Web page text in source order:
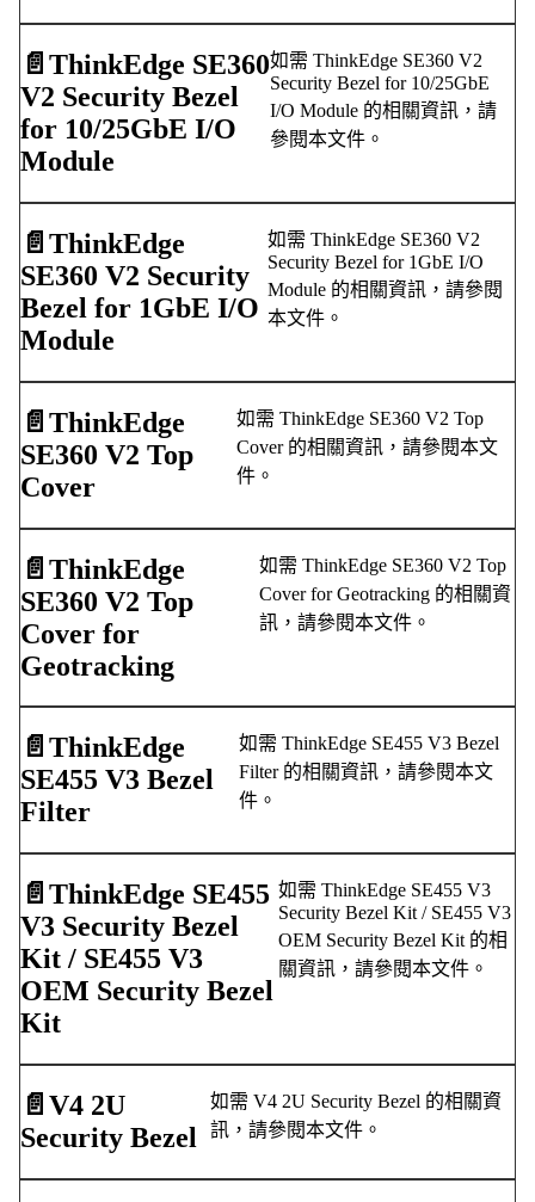
📄️ ThinkEdge SE360
V2 Security Bezel
for 10/25GbE I/O
Module
如需 ThinkEdge SE360 V2
Security Bezel for 10/25GbE
I/O Module 的相關資訊，請
參閱本文件。
📄️ ThinkEdge
SE360 V2 Security
Bezel for 1GbE I/O
Module
如需 ThinkEdge SE360 V2
Security Bezel for 1GbE I/O
Module 的相關資訊，請參閱
本文件。
📄️ ThinkEdge
SE360 V2 Top
Cover
如需 ThinkEdge SE360 V2 Top
Cover 的相關資訊，請參閱本文
件。
📄️ ThinkEdge
SE360 V2 Top
Cover for
Geotracking
如需 ThinkEdge SE360 V2 Top
Cover for Geotracking 的相關資
訊，請參閱本文件。
📄️ ThinkEdge
SE455 V3 Bezel
Filter
如需 ThinkEdge SE455 V3 Bezel
Filter 的相關資訊，請參閱本文
件。
📄️ ThinkEdge SE455
V3 Security Bezel
Kit / SE455 V3
OEM Security Bezel
Kit
如需 ThinkEdge SE455 V3
Security Bezel Kit / SE455 V3
OEM Security Bezel Kit 的相
關資訊，請參閱本文件。
📄️ V4 2U
Security Bezel
如需 V4 2U Security Bezel 的相關資
訊，請參閱本文件。